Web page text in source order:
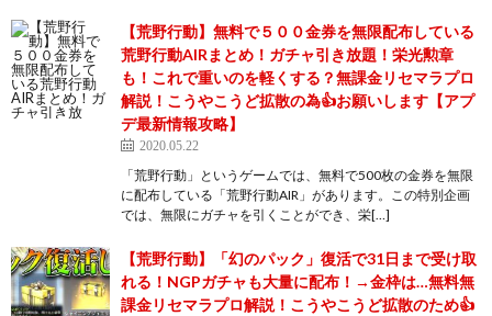
【荒野行動】無料で５００金券を無限配布している
荒野行動AIRまとめ！ガチャ引き放題！栄光勲章
も！これで重いのを軽くする？無課金リセマラプロ
解説！こうやこうど拡散の為👍お願いします【アプ
デ最新情報攻略】
2020.05.22
「荒野行動」というゲームでは、無料で500枚の金券を無限
に配布している「荒野行動AIR」があります。この特別企画
では、無限にガチャを引くことができ、栄[…]
【荒野行動】「幻のパック」復活で31日まで受け取
れる！NGPガチャも大量に配布！→金枠は…無料無
課金リセマラプロ解説！こうやこうど拡散のため👍